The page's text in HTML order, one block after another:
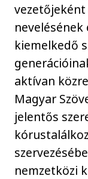
kiemelkedő
aktívan
Magyar
jelentős
nemzetközi